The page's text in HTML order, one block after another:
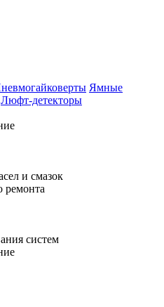
Ямные
Люфт-детекторы
и смазок
ремонта
систем